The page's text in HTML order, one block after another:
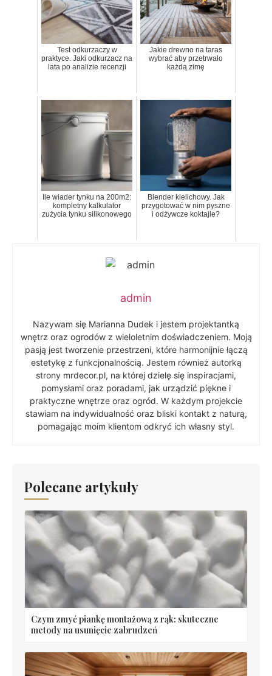
Test odkurzaczy w
praktyce. Jaki odkurzacz na
lata po analizie recenzji
Jakie drewno na taras
wybrać aby przetrwało
każdą zimę
Ile wiader tynku na 200m2:
kompletny kalkulator
zużycia tynku silikonowego
Blender kielichowy. Jak
przygotować w nim pyszne
i odżywcze koktajle?
admin
Nazywam się Marianna Dudek i jestem projektantką
wnętrz oraz ogrodów z wieloletnim doświadczeniem. Moją
pasją jest tworzenie przestrzeni, które harmonijnie łączą
estetykę z funkcjonalnością. Jestem również autorką
strony mrdecor.pl, na której dzielę się inspiracjami,
pomysłami oraz poradami, jak urządzić piękne i
praktyczne wnętrze oraz ogród. W każdym projekcie
stawiam na indywidualność oraz bliski kontakt z naturą,
pomagając moim klientom odkryć ich własny styl.
Polecane artykuły
Czym zmyć piankę montażową z rąk: skuteczne
metody na usunięcie zabrudzeń